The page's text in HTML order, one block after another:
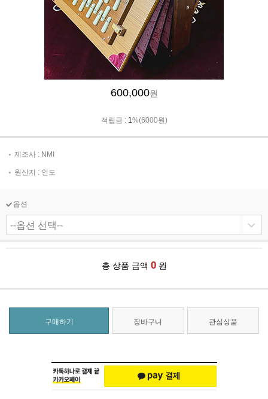
600,000원
적립금 : 1%(6000원)
제조사 : NMI
원산지 : 인도
옵션
총 상품 금액 0 원
구매하기 장바구니 관심상품